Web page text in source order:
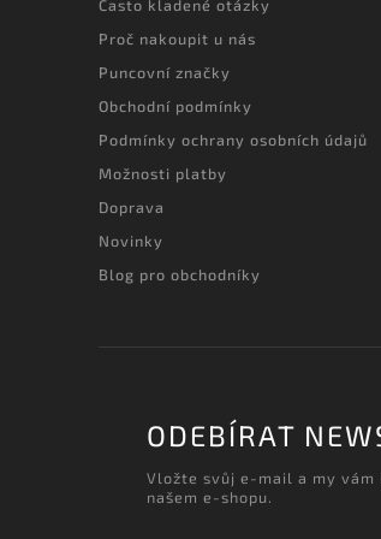
Často kladené otázky
Proč nakoupit u nás
Puncovní značky
Obchodní podmínky
Podmínky ochrany osobních údajů
Možnosti platby
Doprava
Novinky
Blog pro obchodníky
ODEBÍRAT
Vložte svůj e-mail a my vám
našem e-shopu.